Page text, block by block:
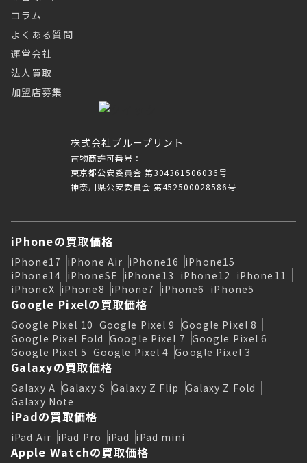
株式会社ブループリント
古物商許可番号：
東京都公安委員会 第304361506036号
神奈川県公安委員会 第452500028586号
コラム
よくある質問
運営会社
法人買取
加盟店募集
iPhoneの買取価格
iPhone17 iPhone Air iPhone16 iPhone15
iPhone14 iPhoneSE iPhone13 iPhone12 iPhone11
iPhoneX iPhone8 iPhone7 iPhone6 iPhone5
Google Pixelの買取価格
Google Pixel 10 Google Pixel 9 Google Pixel 8
Google Pixel Fold Google Pixel 7 Google Pixel 6
Google Pixel 5 Google Pixel 4 Google Pixel 3
Galaxyの買取価格
Galaxy A Galaxy S Galaxy Z Flip Galaxy Z Fold
Galaxy Note
iPadの買取価格
iPad Air iPad Pro iPad iPad mini
Apple Watchの買取価格